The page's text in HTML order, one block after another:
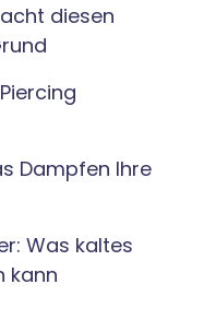
diesen
Dampfen Ihre
Was kaltes
kann